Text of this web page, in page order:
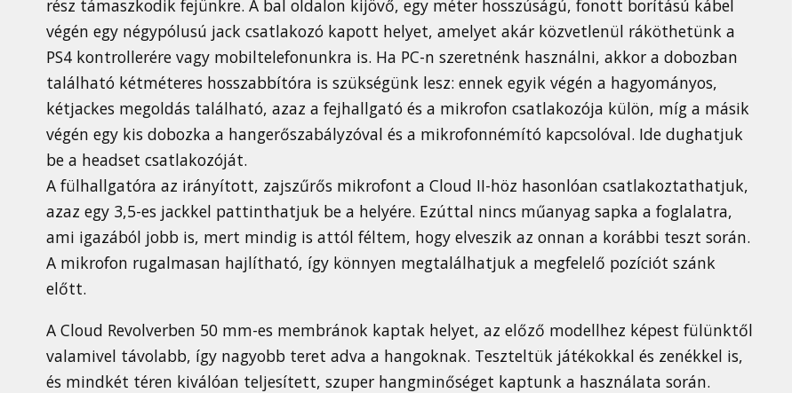
rész támaszkodik fejünkre. A bal oldalon kijövő, egy méter hosszúságú, fonott borítású kábel
végén egy négypólusú jack csatlakozó kapott helyet, amelyet akár közvetlenül ráköthetünk a
PS4 kontrollerére vagy mobiltelefonunkra is. Ha PC-n szeretnénk használni, akkor a dobozban
található kétméteres hosszabbítóra is szükségünk lesz: ennek egyik végén a hagyományos,
kétjackes megoldás található, azaz a fejhallgató és a mikrofon csatlakozója külön, míg a másik
végén egy kis dobozka a hangerőszabályzóval és a mikrofonnémító kapcsolóval. Ide dughatjuk
be a headset csatlakozóját.
A fülhallgatóra az irányított, zajszűrős mikrofont a Cloud II-höz hasonlóan csatlakoztathatjuk,
azaz egy 3,5-es jackkel pattinthatjuk be a helyére. Ezúttal nincs műanyag sapka a foglalatra,
ami igazából jobb is, mert mindig is attól féltem, hogy elveszik az onnan a korábbi teszt során.
A mikrofon rugalmasan hajlítható, így könnyen megtalálhatjuk a megfelelő pozíciót szánk
előtt.
A Cloud Revolverben 50 mm-es membránok kaptak helyet, az előző modellhez képest fülünktől
valamivel távolabb, így nagyobb teret adva a hangoknak. Teszteltük játékokkal és zenékkel is,
és mindkét téren kiválóan teljesített, szuper hangminőséget kaptunk a használata során.